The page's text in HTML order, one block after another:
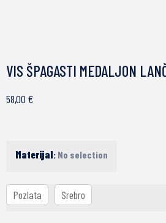
VIS ŠPAGASTI MEDALJON
58,00 €
Materijal: No selection
Pozlata Srebro